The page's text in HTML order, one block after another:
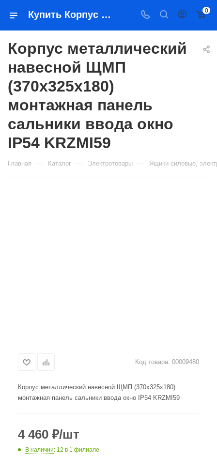
Купить Корпус металлический навесной ЩМП (370х325х180) монтажная панель сальники ввода окно IP54 KRZMI59 в Якутске — цена, характеристики, подбор | Востоктехторг 0
Корпус металлический
навесной ЩМП
(370х325х180)
монтажная панель
сальники ввода окно
IP54 KRZMI59
Главная — Каталог — Электротовары — Ящики силовые,
Код товара: 00009480
Корпус металлический навесной ЩМП (370х325х180)
монтажная панель сальники ввода окно IP54 KRZMI59
4 460 ₽/шт
В наличии: 12 в 1 филиале